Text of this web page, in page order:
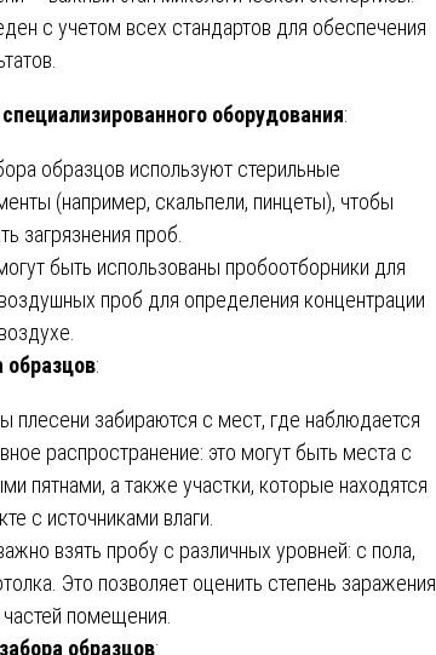
с учетом всех стандартов для обеспечения
оборудования:
образцов используют стерильные
(например, скальпели, пинцеты), чтобы
загрязнения проб.
быть использованы пробоотборники для
проб для определения концентрации
образцов:
плесени забираются с мест, где наблюдается
распространение: это могут быть места с
пятнами, а также участки, которые находятся
с источниками влаги.
взять пробу с различных уровней: с пола,
Это позволяет оценить степень заражения
помещения.
образцов: